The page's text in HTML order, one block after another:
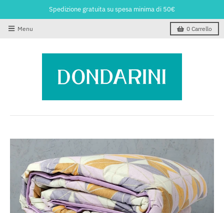
Spedizione gratuita su spesa minima di 50€
Menu 0 Carrello